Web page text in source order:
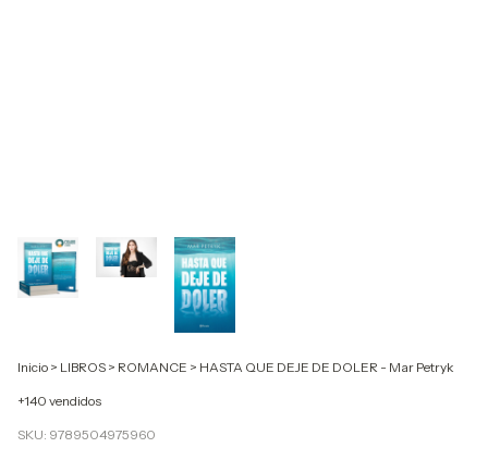
Inicio > LIBROS > ROMANCE > HASTA QUE DEJE DE DOLER - Mar Petryk
+140 vendidos
SKU: 9789504975960